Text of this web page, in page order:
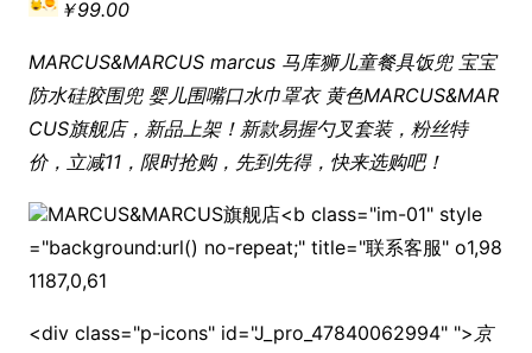
￥99.00
MARCUS&MARCUS marcus 马库狮儿童餐具饭兜 宝宝
防水硅胶围兜 婴儿围嘴口水巾罩衣 黄色MARCUS&MAR
CUS旗舰店，新品上架！新款易握勺叉套装，粉丝特
价，立减11，限时抢购，先到先得，快来选购吧！
MARCUS&MARCUS旗舰店<b class="im-01" style
="background:url() no-repeat;" title="联系客服" o1,98
1187,0,61
<div class="p-icons" id="J_pro_47840062994" ">京